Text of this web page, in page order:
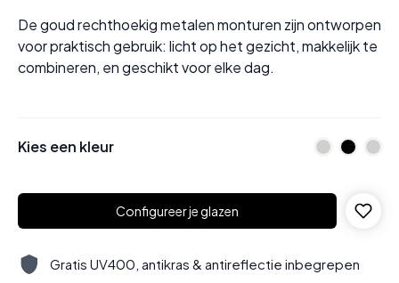
De goud rechthoekig metalen monturen zijn ontworpen
voor praktisch gebruik: licht op het gezicht, makkelijk te
combineren, en geschikt voor elke dag.
Kies een kleur
Configureer je glazen
Gratis UV400, antikras & antireflectie inbegrepen